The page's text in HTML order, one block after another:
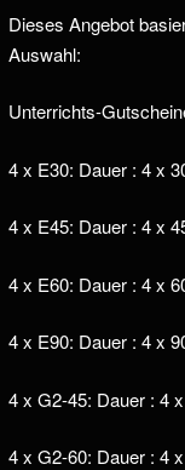
Dieses Angebot
Auswahl:
Unterrichts-
4 x E30: Dauer : 4 x
4 x E45: Dauer : 4 x
4 x E60: Dauer : 4 x
4 x E90: Dauer : 4 x
4 x G2-45: Dauer : 4
4 x G2-60: Dauer : 4